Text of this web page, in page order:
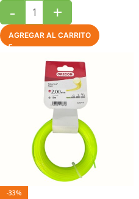
- +
AGREGAR AL CARRITO
-33%